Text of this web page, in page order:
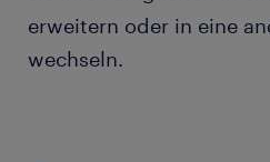
erweitern oder in eine
wechseln.